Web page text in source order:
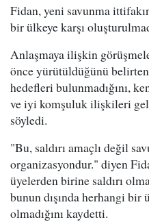
Fidan, yeni savunma
bir ülkeye karşı
Anlaşmaya ilişkin
önce yürütüldüğünü
hedefleri bulunmadığını,
ve iyi komşuluk ilişkileri
söyledi.
"Bu, saldırı amaçlı değil
organizasyondur." diyen
üyelerden birine saldırı
bunun dışında herhangi bir
olmadığını kaydetti.